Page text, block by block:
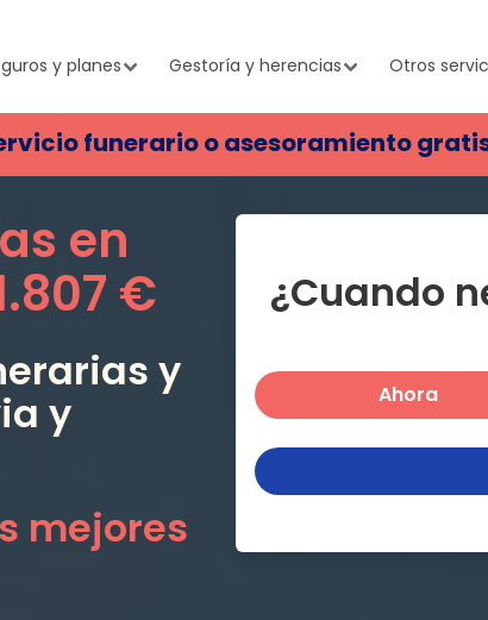
y planes Gestoría y herencias Otros
funerario o asesoramiento
en
€
y
y
mejores
¿Cuando
Ahora